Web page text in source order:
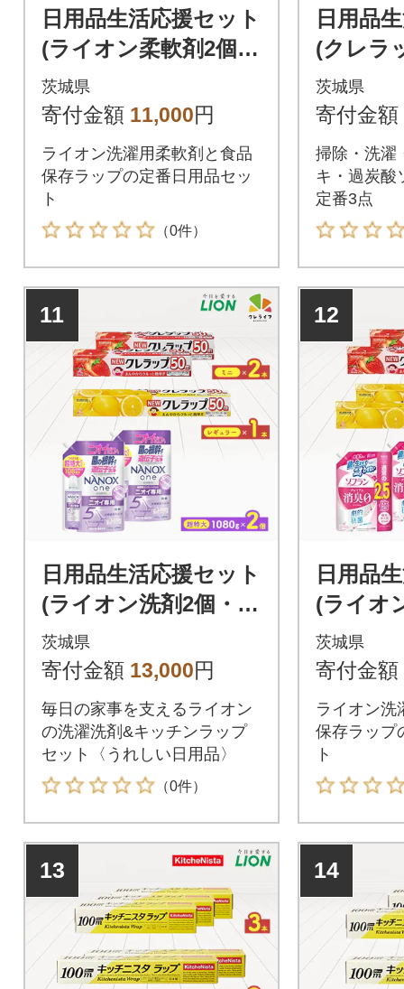
日用品生活応援セット
(ライオン柔軟剤2個・
クレラップ3本)
茨城県
寄付金額 11,000円
ライオン洗濯用柔軟剤と食品
保存ラップの定番日用品セッ
ト
（0件）
日用品
(クレラ
炭酸ソ
ーダ)
茨城県
寄付金額
掃除・洗濯
キ・過炭酸
定番3点
11
日用品生活応援セット
(ライオン洗剤2個・ク
レラップ3本)
茨城県
寄付金額 13,000円
毎日の家事を支えるライオン
の洗濯洗剤&キッチンラップ
セット〈うれしい日用品〉
（0件）
12
日用品
(ライオ
クレラ
茨城県
寄付金額
ライオン洗
保存ラップ
ト
13 14